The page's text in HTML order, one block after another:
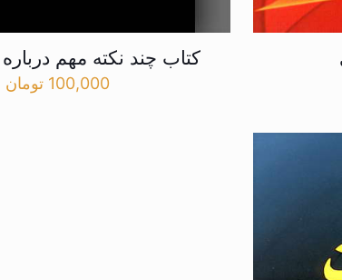
کتاب چند نکته مهم
100,000 تومان